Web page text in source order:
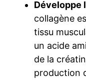
Développe
collagène
tissu
un acide
de la
production